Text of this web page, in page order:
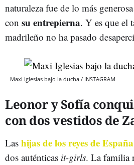
naturaleza fue de lo más
con su entrepierna. Y es que el
madrileño no ha pasado
Maxi Iglesias bajo la ducha / INSTAGRAM
Leonor y Sofía
con dos vestidos de
Las hijas de los reyes de España
dos auténticas it-girls. La familia